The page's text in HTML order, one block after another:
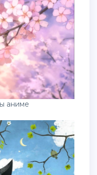
аниме